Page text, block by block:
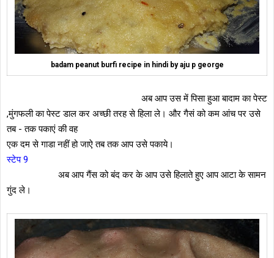
badam peanut burfi recipe in hindi by aju p george
अब आप उस में पिसा हुआ बादाम का पेस्ट
,मुंगफली का पेस्ट डाल कर अच्छी तरह से हिला ले। और गैसं को कम आंच पर उसे
तब - तक पकाएं की वह
एक दम से गाडा नहीं हो जाऐ तब तक आप उसे पकाये।
स्टेप 9
अब आप गैंस को बंद कर के आप उसे हिलाते हुए आप आटा के सामन
गुंद ले।